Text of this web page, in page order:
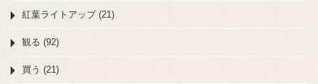
紅葉ライトアップ (21)
観る (92)
買う (21)